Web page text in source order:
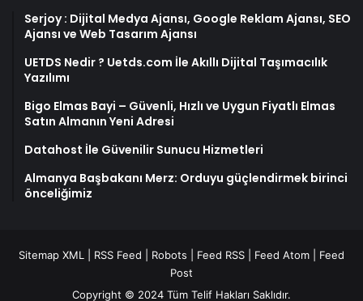
Serjoy : Dijital Medya Ajansı, Google Reklam Ajansı, SEO
Ajansı ve Web Tasarım Ajansı
UETDS Nedir ? Uetds.com İle Akıllı Dijital Taşımacılık
Yazılımı
Bigo Elmas Bayi – Güvenli, Hızlı ve Uygun Fiyatlı Elmas
Satın Almanın Yeni Adresi
Datahost İle Güvenilir Sunucu Hizmetleri
Almanya Başbakanı Merz: Orduyu güçlendirmek birinci
önceliğimiz
Sitemap XML RSS Feed Robots Feed RSS Feed Atom
Feed
Post
Copyright © 2024 Tüm Telif Hakları Saklıdır.